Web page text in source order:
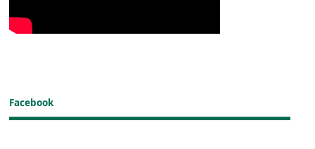
Facebook